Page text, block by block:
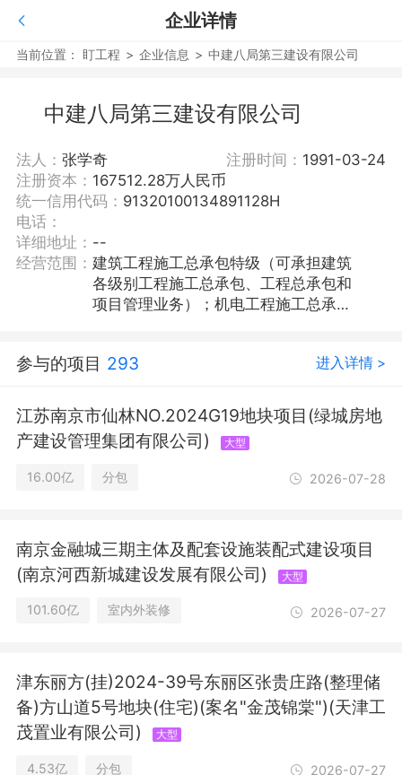
企业详情
当前位置： 盯工程 > 企业信息 > 中建八局第三建设有限公司
中建八局第三建设有限公司
法人： 张学奇 注册时间： 1991-03-24
注册资本： 167512.28万人民币
统一信用代码： 91320100134891128H
电话：
详细地址： --
经营范围： 建筑工程施工总承包特级（可承担建筑
各级别工程施工总承包、工程总承包和
项目管理业务）；机电工程施工总承
包；钢结构工程专业承包；地基基础工
包；建筑装修装饰工程专业承包；消防
设施施工；电子与智能化工程专业承
包；建筑幕墙工程施工；建筑行业甲级
设计（可承担建筑装饰工程设计、建筑
幕墙工程设计、轻钢结构工程设计、建
业务）；线路、管道、设备安装；为承
包工程施工采购所需的原材料；建筑工
（修、试）电力设施（按许可证所列范
力工程施工；普通货物运输。（依法须
经批准的项目，经相关部门批准后方可
开展经营活动）许可项目：文物保护工
程施工；特种设备安装改造修理；建设
参与的项目 293 进入详情 >
江苏南京市仙林NO.2024G19地块项目(绿城房地
产建设管理集团有限公司)
大型
16.00亿 分包 2026-07-28
南京金融城三期主体及配套设施装配式建设项目
(南京河西新城建设发展有限公司)
大型
101.60亿 室内外装修 2026-07-27
津东丽方(挂)2024-39号东丽区张贵庄路(整理储
备)方山道5号地块(住宅)(案名"金茂锦棠")(天津工
茂置业有限公司)
大型
4.53亿 分包 2026-07-27